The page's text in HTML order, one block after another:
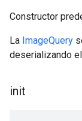
Constructor
La ImageQuery
deserializando
init